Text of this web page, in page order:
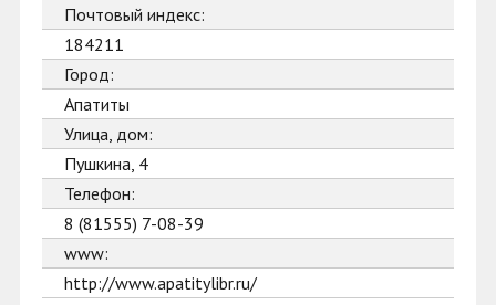
Почтовый индекс:
184211
Город:
Апатиты
Улица, дом:
Пушкина, 4
Телефон:
8 (81555) 7-08-39
www:
http://www.apatitylibr.ru/